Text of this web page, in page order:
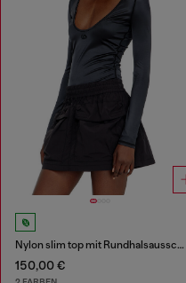
Nylon slim top mit Rundhalsausschnitt und Logo Oval D Stickerei
150,00 €